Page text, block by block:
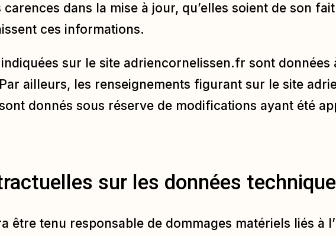
dans la mise à jour, qu’elles soient de son
ces informations.
sur le site adriencornelissen.fr sont données
ailleurs, les renseignements figurant sur le site
donnés sous réserve de modifications ayant été
sur les données
être tenu responsable de dommages matériels liés à